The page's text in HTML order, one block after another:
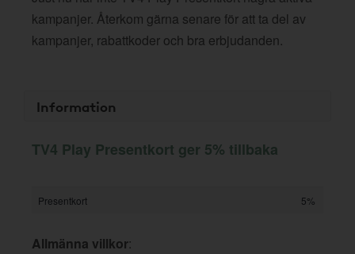
kampanjer. Återkom gärna senare för att ta del av
kampanjer, rabattkoder och bra erbjudanden.
Information
TV4 Play Presentkort ger 5% tillbaka
Presentkort 5%
Allmänna villkor: